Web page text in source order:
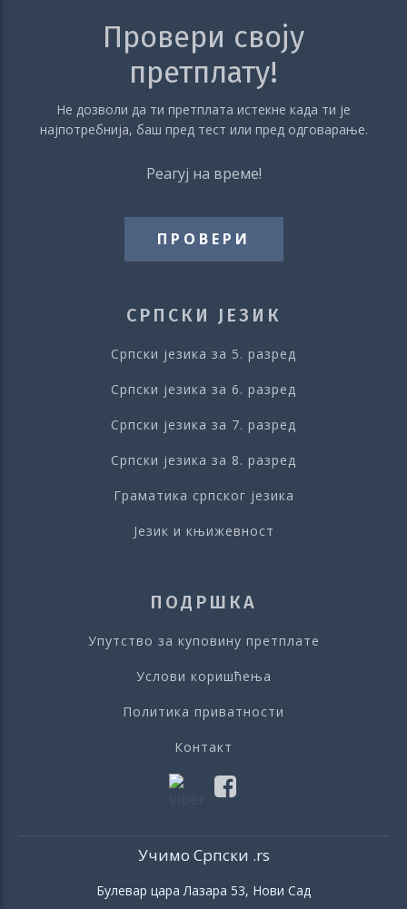
Провери своју
претплату!
Не дозволи да ти претплата истекне када ти је
најпотребнија, баш пред тест или пред одговарање.
Реагуј на време!
ПРОВЕРИ
СРПСКИ ЈЕЗИК
Српски језика за 5. разред
Српски језика за 6. разред
Српски језика за 7. разред
Српски језика за 8. разред
Граматика српског језика
Језик и књижевност
ПОДРШКА
Упутство за куповину претплате
Услови коришћења
Политика приватности
Контакт
Учимо Српски .rs
Булевар цара Лазара 53, Нови Сад